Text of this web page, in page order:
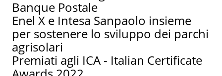
Banque Postale
Enel X e Intesa Sanpaolo insieme
per sostenere lo sviluppo dei parchi
agrisolari
Premiati agli ICA - Italian Certificate